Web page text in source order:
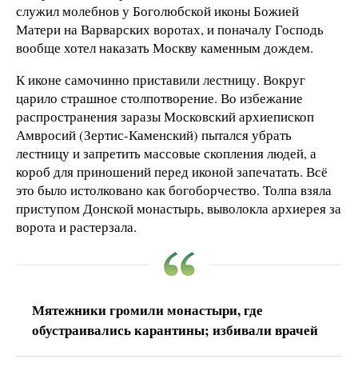
служил молебнов у Боголюбской иконы Божией
Матери на Варварских воротах, и поначалу Господь
вообще хотел наказать Москву каменным дождем.
К иконе самочинно приставили лестницу. Вокруг
царило страшное столпотворение. Во избежание
распространения заразы Московский архиепископ
Амвросий (Зертис-Каменский) пытался убрать
лестницу и запретить массовые скопления людей, а
короб для приношений перед иконой запечатать. Всё
это было истолковано как богоборчество. Толпа взяла
приступом Донской монастырь, выволокла архиерея за
ворота и растерзала.
Мятежники громили монастыри, где
обустраивались карантины; избивали врачей